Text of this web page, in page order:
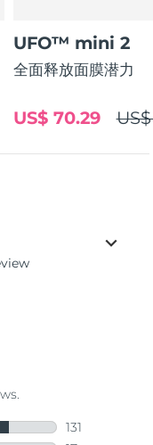
UFO™ mini 2
全面释放面膜潜力
US$ 70.29